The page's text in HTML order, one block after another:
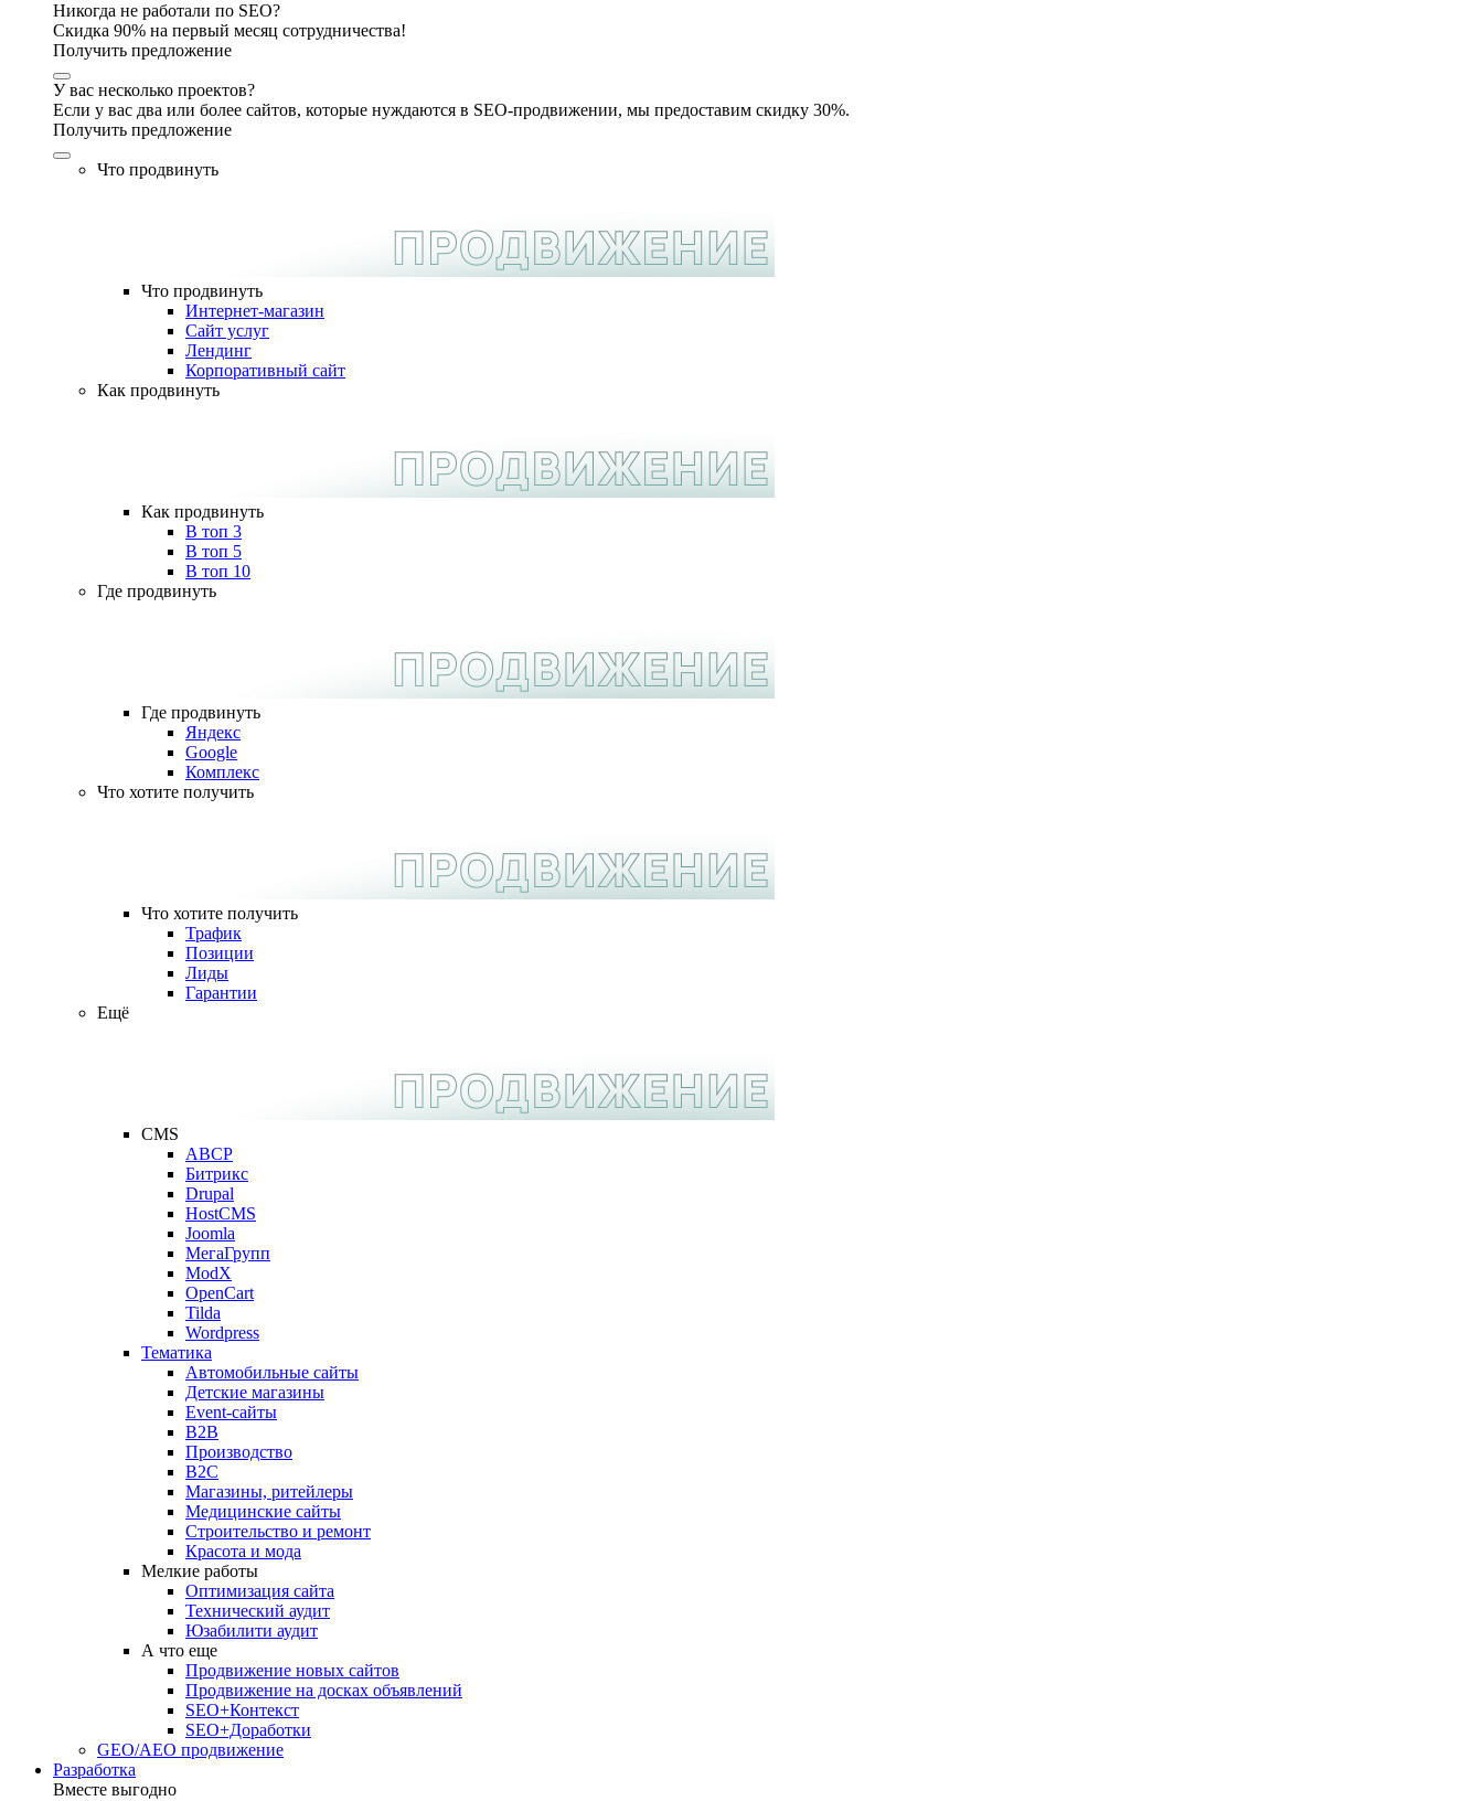
Никогда не работали по SEO?
Скидка 90% на первый месяц сотрудничества!
Получить предложение
У вас несколько проектов?
Если у вас два или более сайтов, которые нуждаются в SEO-продвижении, мы предоставим скидку 30%.
Получить предложение
Что продвинуть
Что продвинуть
Интернет-магазин
Сайт услуг
Лендинг
Корпоративный сайт
Как продвинуть
Как продвинуть
В топ 3
В топ 5
В топ 10
Где продвинуть
Где продвинуть
Яндекс
Google
Комплекс
Что хотите получить
Что хотите получить
Трафик
Позиции
Лиды
Гарантии
Ещё
CMS
ABCP
Битрикс
Drupal
HostCMS
Joomla
МегаГрупп
ModX
OpenCart
Tilda
Wordpress
Тематика
Автомобильные сайты
Детские магазины
Event-сайты
B2B
Производство
B2C
Магазины, ритейлеры
Медицинские сайты
Строительство и ремонт
Красота и мода
Мелкие работы
Оптимизация сайта
Технический аудит
Юзабилити аудит
А что еще
Продвижение новых сайтов
Продвижение на досках объявлений
SEO+Контекст
SEO+Доработки
GEO/AEO продвижение
Разработка
Вместе выгодно